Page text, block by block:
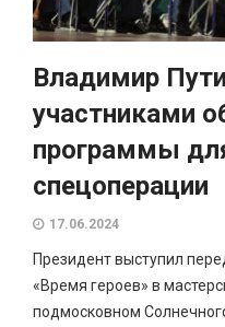
Владимир
участниками
программы
спецоперации
17.06.2024
Президент выступил
«Время героев» в
подмосковном